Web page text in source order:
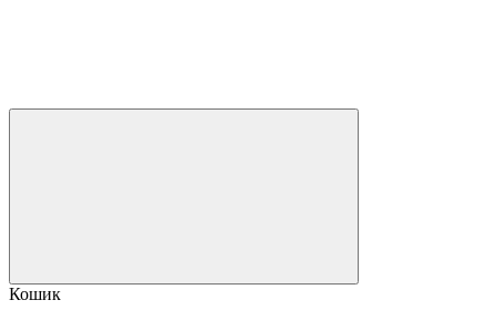
Кошик